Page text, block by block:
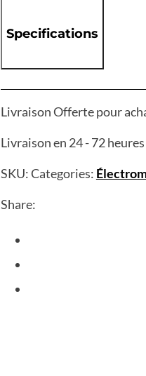
Specifications
Livraison Offerte pour
Livraison en 24 - 72 heures
SKU:Categories:
Share: